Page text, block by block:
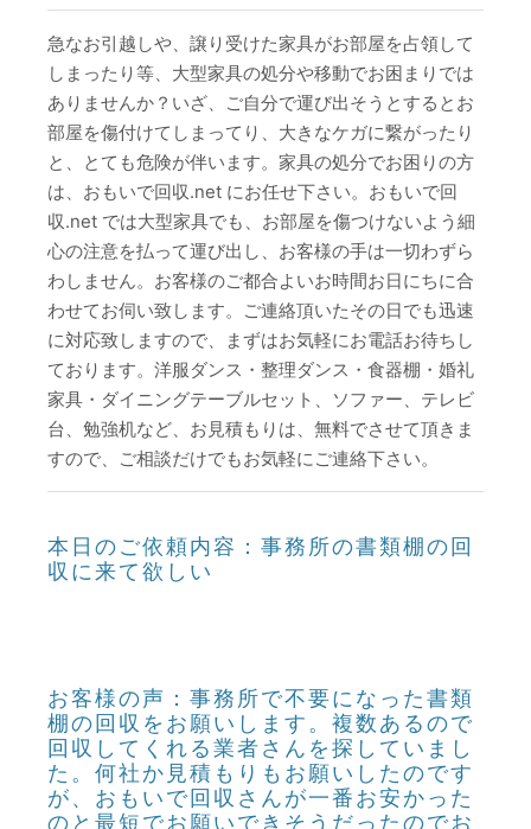
急なお引越しや、譲り受けた家具がお部屋を占領して
しまったり等、大型家具の処分や移動でお困まりでは
ありませんか？いざ、ご自分で運び出そうとするとお
部屋を傷付けてしまってり、大きなケガに繋がったり
と、とても危険が伴います。家具の処分でお困りの方
は、おもいで回収.net にお任せ下さい。おもいで回
収.net では大型家具でも、お部屋を傷つけないよう細
心の注意を払って運び出し、お客様の手は一切わずら
わしません。お客様のご都合よいお時間お日にちに合
わせてお伺い致します。ご連絡頂いたその日でも迅速
に対応致しますので、まずはお気軽にお電話お待ちし
ております。洋服ダンス・整理ダンス・食器棚・婚礼
家具・ダイニングテーブルセット、ソファー、テレビ
台、勉強机など、お見積もりは、無料でさせて頂きま
すので、ご相談だけでもお気軽にご連絡下さい。
本日のご依頼内容：事務所の書類棚の回
収に来て欲しい
お客様の声：事務所で不要になった書類
棚の回収をお願いします。複数あるので
回収してくれる業者さんを探していまし
た。何社か見積もりもお願いしたのです
が、おもいで回収さんが一番お安かった
のと最短でお願いできそうだったのでお